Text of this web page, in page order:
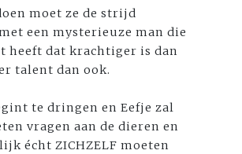
moet ze de strijd
een mysterieuze man die
heeft dat krachtiger is dan
talent dan ook.
te dringen en Eefje zal
vragen aan de dieren en
écht ZICHZELF moeten